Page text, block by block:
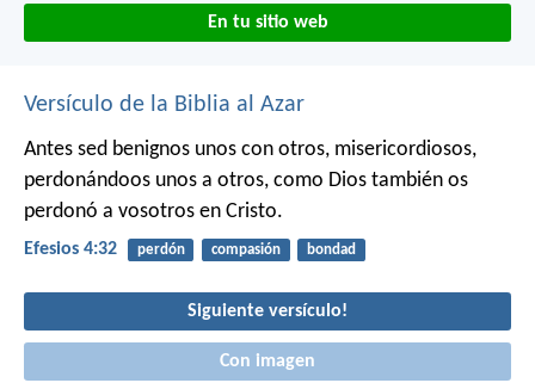
En tu sitio web
Versículo de la Biblia al Azar
Antes sed benignos unos con otros, misericordiosos,
perdonándoos unos a otros, como Dios también os
perdonó a vosotros en Cristo.
Efesios 4:32 perdón compasión bondad
Siguiente versículo!
Con imagen